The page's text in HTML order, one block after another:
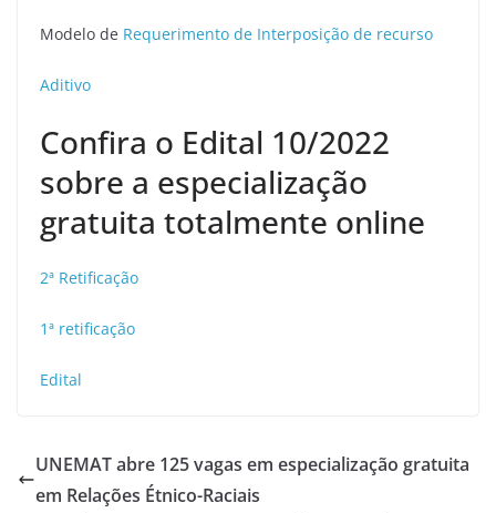
Modelo de Requerimento de Interposição de recurso
Aditivo
Confira o Edital 10/2022
sobre a especialização
gratuita totalmente online
2ª Retificação
1ª retificação
Edital
UNEMAT abre 125 vagas em especialização gratuita
em Relações Étnico-Raciais